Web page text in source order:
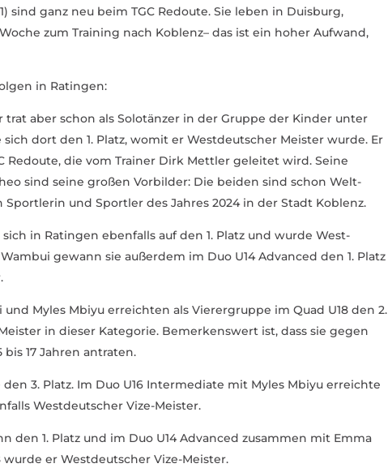
sind ganz neu beim TGC Redoute. Sie leben in Duisburg,
zum Training nach Koblenz– das ist ein hoher Aufwand,
in Ratingen:
trat aber schon als Solo­tänzer in der Gruppe der Kinder unter
dort den 1. Platz, womit er West­deut­scher Meister wurde. Er
Redoute, die vom Trainer Dirk Mettler geleitet wird. Seine
sind seine großen Vorbilder: Die beiden sind schon Welt­
und Sportler des Jahres 2024 in der Stadt Koblenz.
in Ratingen eben­falls auf den 1. Platz und wurde West­
gewann sie außerdem im Duo U14 Advanced den 1. Platz
Myles Mbiyu erreichten als Vierer­gruppe im Quad U18 den 2.
in dieser Kate­gorie. Bemer­kenswert ist, dass sie gegen
17 Jahren antraten.
3. Platz. Im Duo U16 Inter­me­diate mit Myles Mbiyu erreichte
West­deut­scher Vize-Meister.
den 1. Platz und im Duo U14 Advanced zusammen mit Emma
wurde er West­deut­scher Vize-Meister.